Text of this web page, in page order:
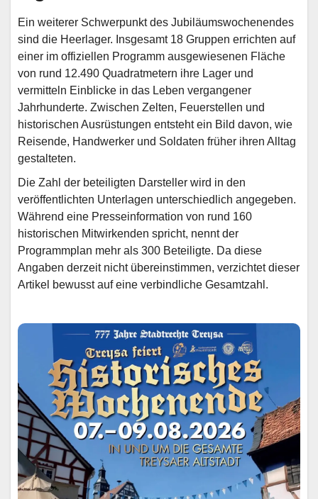
Ein weiterer Schwerpunkt des Jubiläumswochenendes
sind die Heerlager. Insgesamt 18 Gruppen errichten auf
einer im offiziellen Programm ausgewiesenen Fläche
von rund 12.490 Quadratmetern ihre Lager und
vermitteln Einblicke in das Leben vergangener
Jahrhunderte. Zwischen Zelten, Feuerstellen und
historischen Ausrüstungen entsteht ein Bild davon, wie
Reisende, Handwerker und Soldaten früher ihren Alltag
gestalteten.
Die Zahl der beteiligten Darsteller wird in den
veröffentlichten Unterlagen unterschiedlich angegeben.
Während eine Presseinformation von rund 160
historischen Mitwirkenden spricht, nennt der
Programmplan mehr als 300 Beteiligte. Da diese
Angaben derzeit nicht übereinstimmen, verzichtet dieser
Artikel bewusst auf eine verbindliche Gesamtzahl.